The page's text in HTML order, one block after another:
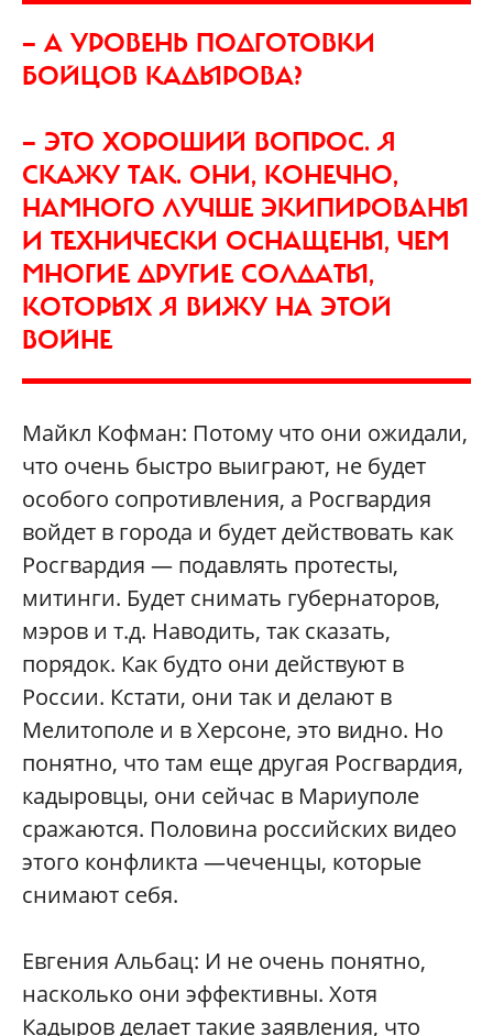
— А УРОВЕНЬ ПОДГОТОВКИ
БОЙЦОВ КАДЫРОВА?
— ЭТО ХОРОШИЙ ВОПРОС. Я
СКАЖУ ТАК. ОНИ, КОНЕЧНО,
НАМНОГО ЛУЧШЕ ЭКИПИРОВАНЫ
И ТЕХНИЧЕСКИ ОСНАЩЕНЫ, ЧЕМ
МНОГИЕ ДРУГИЕ СОЛДАТЫ,
КОТОРЫХ Я ВИЖУ НА ЭТОЙ
ВОЙНЕ
Майкл Кофман: Потому что они ожидали,
что очень быстро выиграют, не будет
особого сопротивления, а Росгвардия
войдет в города и будет действовать как
Росгвардия — подавлять протесты,
митинги. Будет снимать губернаторов,
мэров и т.д. Наводить, так сказать,
порядок. Как будто они действуют в
России. Кстати, они так и делают в
Мелитополе и в Херсоне, это видно. Но
понятно, что там еще другая Росгвардия,
кадыровцы, они сейчас в Мариуполе
сражаются. Половина российских видео
этого конфликта —чеченцы, которые
снимают себя.
Евгения Альбац: И не очень понятно,
насколько они эффективны. Хотя
Кадыров делает такие заявления, что